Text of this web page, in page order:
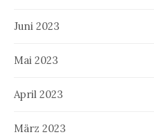
Juni 2023
Mai 2023
April 2023
März 2023